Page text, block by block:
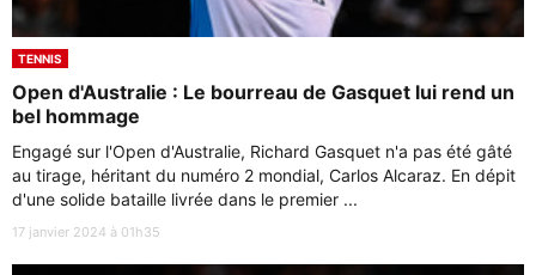
TENNIS
Open d'Australie : Le bourreau de Gasquet lui rend un
bel hommage
Engagé sur l'Open d'Australie, Richard Gasquet n'a pas été gâté
au tirage, héritant du numéro 2 mondial, Carlos Alcaraz. En dépit
d'une solide bataille livrée dans le premier ...
17 janvier 2024 à 01h35